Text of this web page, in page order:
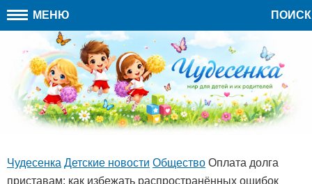
МЕНЮ ПОИСК
Чудесенка Детские новости Общество Оплата долга
приставам: как избежать распространённых ошибок